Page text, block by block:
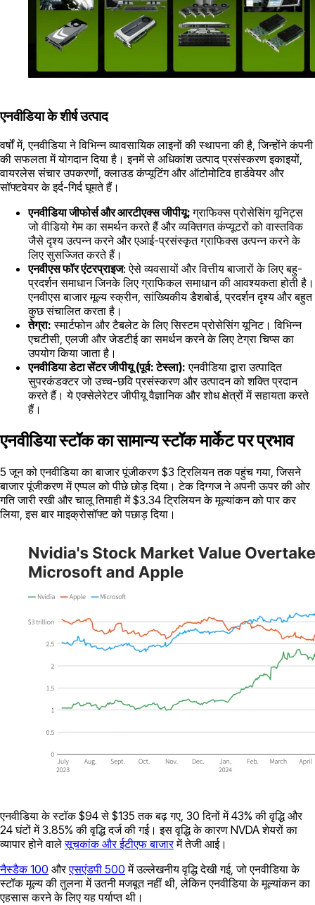
एनवीडिया के शीर्ष उत्पाद
वर्षों में, एनवीडिया ने विभिन्न व्यावसायिक लाइनों की स्थापना की है, जिन्होंने कंपनी
की सफलता में योगदान दिया है। इनमें से अधिकांश उत्पाद प्रसंस्करण इकाइयों,
वायरलेस संचार उपकरणों, क्लाउड कंप्यूटिंग और ऑटोमोटिव हार्डवेयर और
सॉफ्टवेयर के इर्द-गिर्द घूमते हैं।
एनवीडिया जीफोर्स और आरटीएक्स जीपीयू:ग्राफिक्स प्रोसेसिंग यूनिट्स
जो वीडियो गेम का समर्थन करते हैं और व्यक्तिगत कंप्यूटरों को वास्तविक
जैसे दृश्य उत्पन्न करने और एआई-प्रसंस्कृत ग्राफिक्स उत्पन्न करने के
लिए सुसज्जित करते हैं।
एनवीएस फॉर एंटरप्राइज: ऐसे व्यवसायों और वित्तीय बाजारों के लिए बहु-
प्रदर्शन समाधान जिनके लिए ग्राफिकल समाधान की आवश्यकता होती है।
एनवीएस बाजार मूल्य स्क्रीन, सांख्यिकीय डैशबोर्ड, प्रदर्शन दृश्य और बहुत
कुछ संचालित करता है।
तेग्रा: स्मार्टफोन और टैबलेट के लिए सिस्टम प्रोसेसिंग यूनिट। विभिन्न
एचटीसी, एलजी और जेडटीई का समर्थन करने के लिए टेग्रा चिप्स का
उपयोग किया जाता है।
एनवीडिया डेटा सेंटर जीपीयू (पूर्व: टेस्ला): एनवीडिया द्वारा उत्पादित
सुपरकंडक्टर जो उच्च-छवि प्रसंस्करण और उत्पादन को शक्ति प्रदान
करते हैं। ये एक्सेलेरेटर जीपीयू वैज्ञानिक और शोध क्षेत्रों में सहायता करते
हैं।
एनवीडिया स्टॉक का सामान्य स्टॉक मार्केट पर प्रभाव
5 जून को एनवीडिया का बाजार पूंजीकरण $3 ट्रिलियन तक पहुंच गया, जिसने
बाजार पूंजीकरण में एप्पल को पीछे छोड़ दिया। टेक दिग्गज ने अपनी ऊपर की ओर
गति जारी रखी और चालू तिमाही में $3.34 ट्रिलियन के मूल्यांकन को पार कर
लिया, इस बार माइक्रोसॉफ्ट को पछाड़ दिया।
एनवीडिया के स्टॉक $94 से $135 तक बढ़ गए, 30 दिनों में 43% की वृद्धि और
24 घंटों में 3.85% की वृद्धि दर्ज की गई। इस वृद्धि के कारण NVDA शेयरों का
व्यापार होने वालेसूचकांक और ईटीएफ बाजारमें तेजी आई।
नैस्डैक 100 औरएसएंडपी 500 में उल्लेखनीय वृद्धि देखी गई, जो एनवीडिया के
स्टॉक मूल्य की तुलना में उतनी मजबूत नहीं थी, लेकिन एनवीडिया के मूल्यांकन का
एहसास करने के लिए यह पर्याप्त थी।